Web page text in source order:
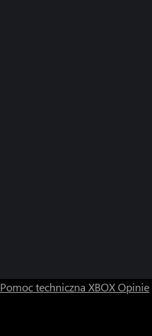
Pomoc techniczna XBOXOpinie